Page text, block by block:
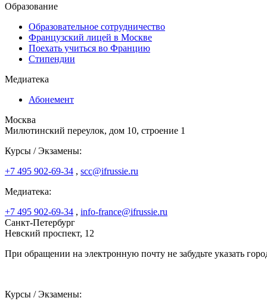
Образование
Образовательное сотрудничество
Французский лицей в Москве
Поехать учиться во Францию
Стипендии
Медиатека
Абонемент
Москва
Милютинский переулок, дом 10, строение 1
Курсы / Экзамены:
+7 495 902-69-34 , scc@ifrussie.ru
Медиатека:
+7 495 902-69-34 , info-france@ifrussie.ru
Санкт-Петербург
Невский проспект, 12
При обращении на электронную почту не забудьте указать
Курсы / Экзамены: